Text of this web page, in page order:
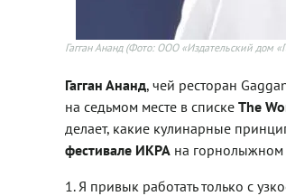
Гагган Ананд(Фото: ООО «Издательский дом
Гагган Ананд, чей ресторан
на седьмом месте в списке The
делает, какие кулинарные
фестивале ИКРА на горнолыжном
1. Я привык работать только с